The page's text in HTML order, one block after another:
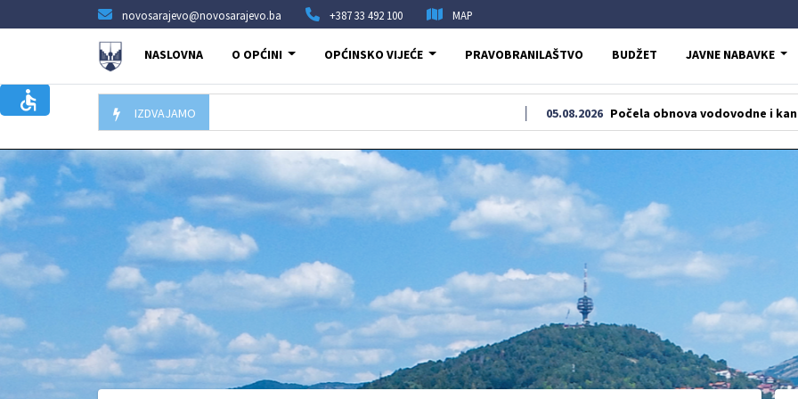
novosarajevo@novosarajevo.ba +387 33 492 100 MAP
NASLOVNA O OPĆINI OPĆINSKO VIJEĆE PRAVOBRANILAŠTVO BUDŽET JAVNE NABAVKE
IZDVAJAMO Počela obnova vodovodne i kanalizacione